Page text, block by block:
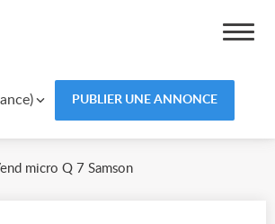
PUBLIER UNE ANNONCE
micro Q 7 Samson